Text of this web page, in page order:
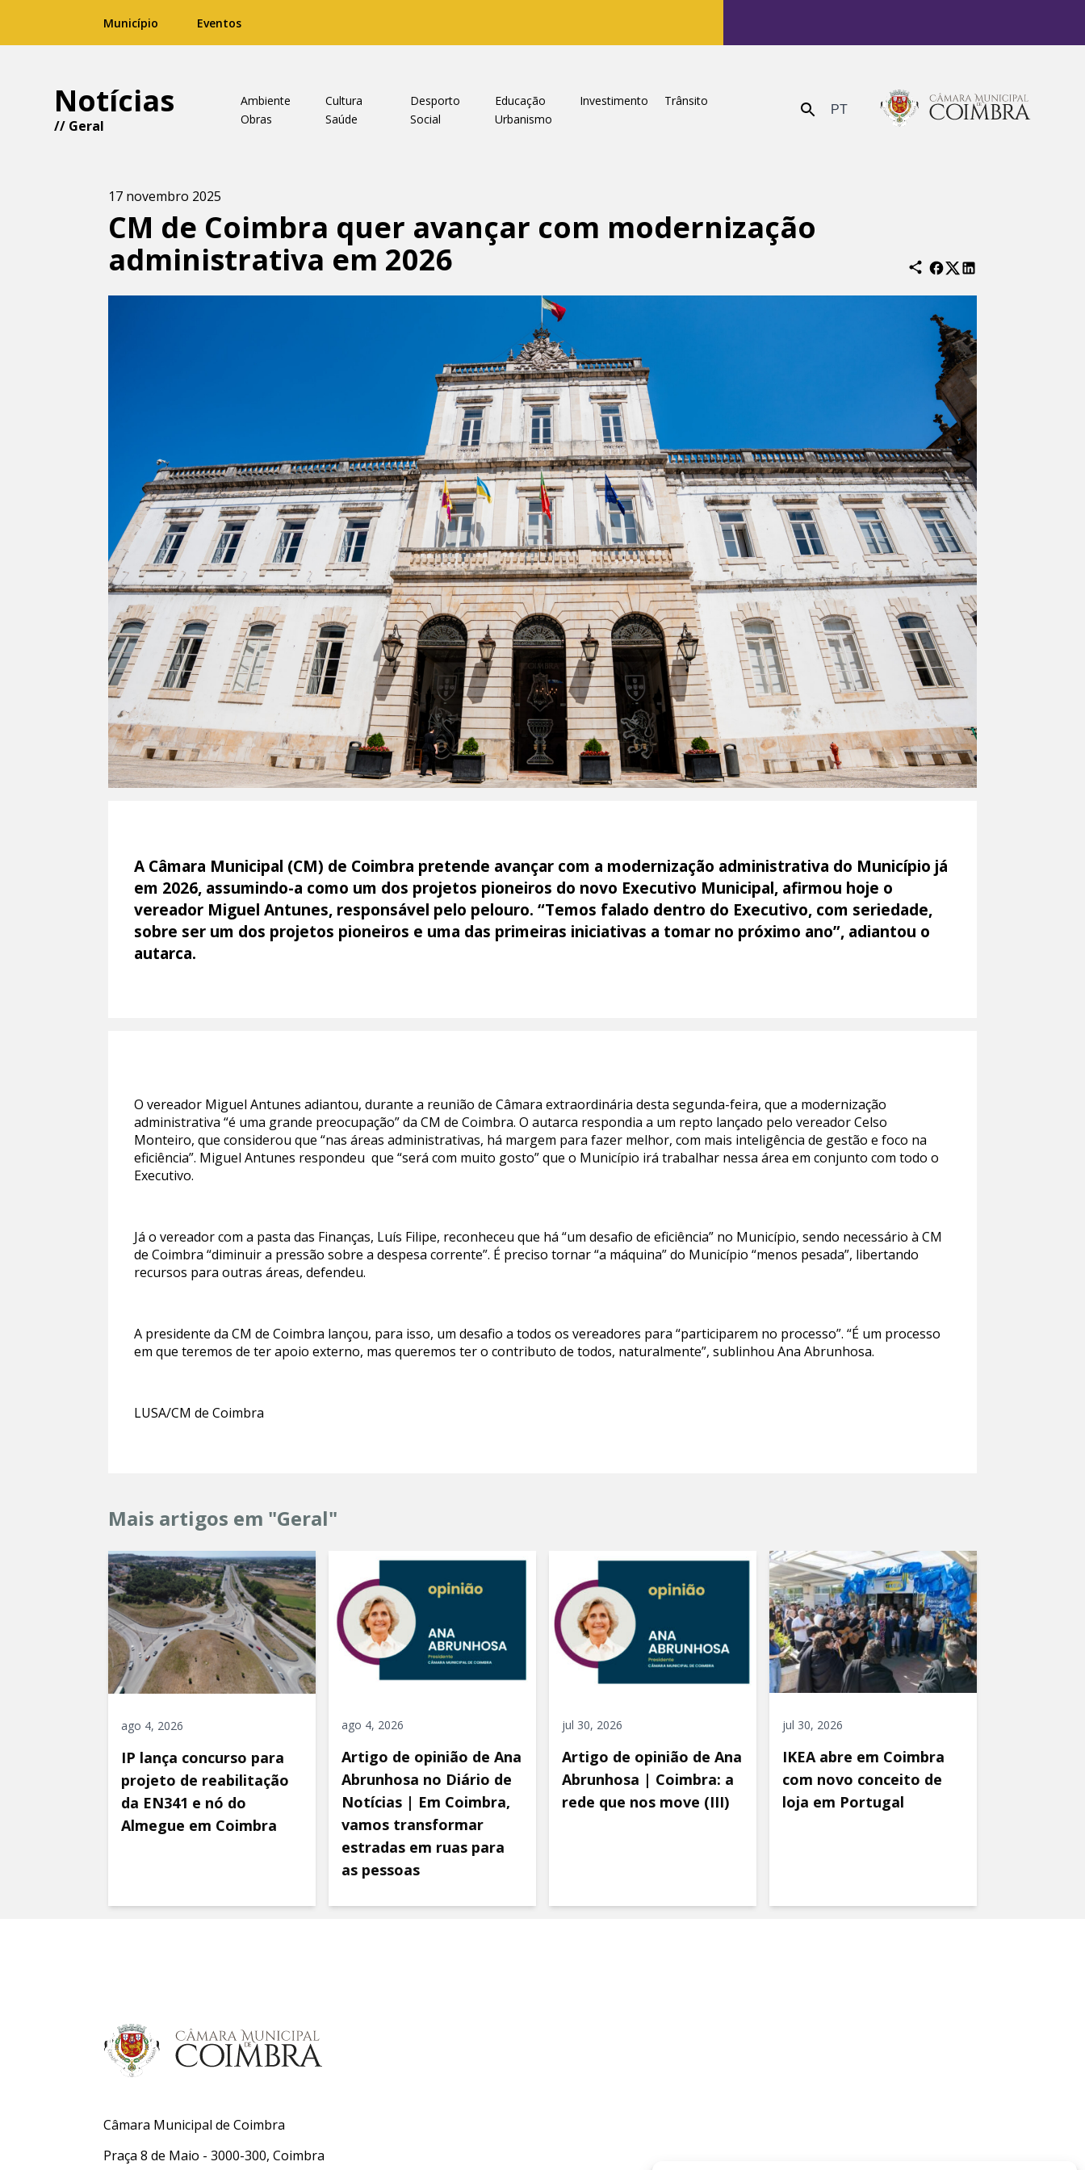
Município Eventos
Notícias
// Geral
Ambiente Cultura Desporto Educação Investimento
Trânsito
Obras
Saúde Social Urbanismo Enviar PT
17 novembro 2025
CM de Coimbra quer avançar com modernização
administrativa em 2026
A Câmara Municipal (CM) de Coimbra pretende avançar com a modernização administrativa do Município já
em 2026, assumindo-a como um dos projetos pioneiros do novo Executivo Municipal, afirmou hoje o
vereador Miguel Antunes, responsável pelo pelouro. “Temos falado dentro do Executivo, com seriedade,
sobre ser um dos projetos pioneiros e uma das primeiras iniciativas a tomar no próximo ano”, adiantou o
autarca.
O vereador Miguel Antunes adiantou, durante a reunião de Câmara extraordinária desta segunda-feira, que a modernização
administrativa “é uma grande preocupação” da CM de Coimbra. O autarca respondia a um repto lançado pelo vereador Celso
Monteiro, que considerou que “nas áreas administrativas, há margem para fazer melhor, com mais inteligência de gestão e foco na
eficiência”. Miguel Antunes respondeu que “será com muito gosto” que o Município irá trabalhar nessa área em conjunto com todo o
Executivo.
Já o vereador com a pasta das Finanças, Luís Filipe, reconheceu que há “um desafio de eficiência” no Município, sendo necessário à CM
de Coimbra “diminuir a pressão sobre a despesa corrente”. É preciso tornar “a máquina” do Município “menos pesada”, libertando
recursos para outras áreas, defendeu.
A presidente da CM de Coimbra lançou, para isso, um desafio a todos os vereadores para “participarem no processo”. “É um processo
em que teremos de ter apoio externo, mas queremos ter o contributo de todos, naturalmente”, sublinhou Ana Abrunhosa.
LUSA/CM de Coimbra
Mais artigos em "Geral"
ago 4, 2026
IP lança concurso para
projeto de reabilitação
da EN341 e nó do
Almegue em Coimbra
ago 4, 2026
Artigo de opinião de Ana
Abrunhosa no Diário de
Notícias | Em Coimbra,
vamos transformar
estradas em ruas para
as pessoas
jul 30, 2026
Artigo de opinião de Ana
Abrunhosa | Coimbra: a
rede que nos move (III)
jul 30, 2026
IKEA abre em Coimbra
com novo conceito de
loja em Portugal
Câmara Municipal de Coimbra
Praça 8 de Maio - 3000-300, Coimbra